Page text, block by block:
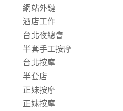
網站外鏈
酒店工作
台北夜總會
半套手工按摩
台北按摩
半套店
正妹按摩
正妹按摩